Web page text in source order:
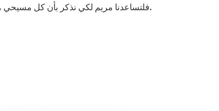
فلتساعدنا مريم لكي نذكر بأن كل مسيحي هو مدعو إلى أن يكون مبشرًا بالإنجيل بالقول وبالعيش.